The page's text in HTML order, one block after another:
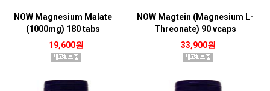
NOW Magnesium Malate
(1000mg) 180 tabs
19,600원
NOW Magtein (Magnesium L-
Threonate) 90 vcaps
33,900원